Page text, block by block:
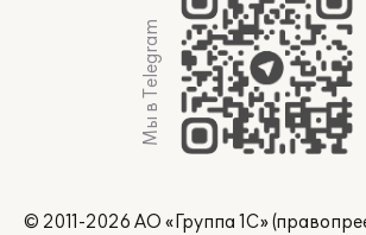
Мы в Telegram
© 2011-2026 АО «Группа 1С»